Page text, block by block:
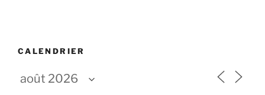
CALENDRIER